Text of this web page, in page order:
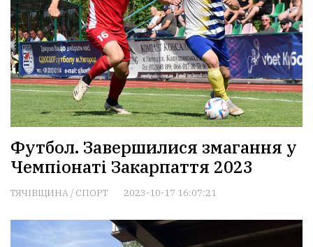
Футбол. Завершилися змагання у
Чемпіонаті Закарпаття 2023
ТЯЧІВЩИНА/ СПОРТ 2023-10-17 16:07:21